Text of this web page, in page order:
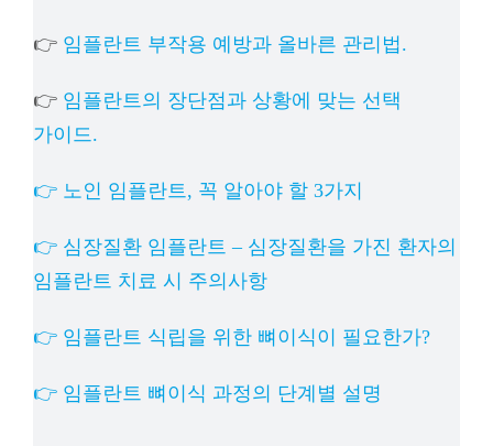
👉 임플란트 부작용 예방과 올바른 관리법.
👉 임플란트의 장단점과 상황에 맞는 선택
가이드.
👉 노인 임플란트, 꼭 알아야 할 3가지
👉 심장질환 임플란트 – 심장질환을 가진 환자의
임플란트 치료 시 주의사항
👉 임플란트 식립을 위한 뼈이식이 필요한가?
👉 임플란트 뼈이식 과정의 단계별 설명